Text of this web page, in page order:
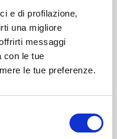
e di profilazione,
una migliore
messaggi
con le tue
le tue preferenze.
ai dipendenti